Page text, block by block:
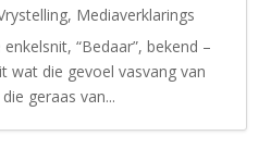
, Mediaverklarings
“Bedaar”, bekend –
wat die gevoel vasvang van
geraas van...